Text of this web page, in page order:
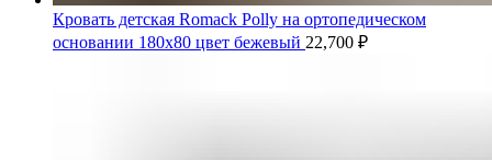
Кровать детская Romack Polly на ортопедическом
основании 180x80 цвет бежевый 22,700 ₽